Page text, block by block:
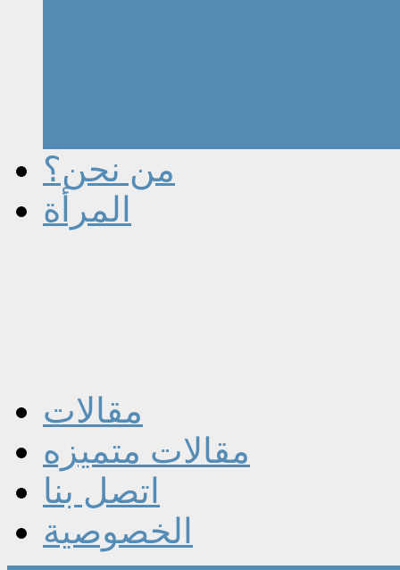
من نحن؟
المرأة
مقالات
مقالات متميزه
اتصل بنا
الخصوصية